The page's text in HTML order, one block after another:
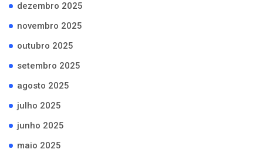
dezembro 2025
novembro 2025
outubro 2025
setembro 2025
agosto 2025
julho 2025
junho 2025
maio 2025